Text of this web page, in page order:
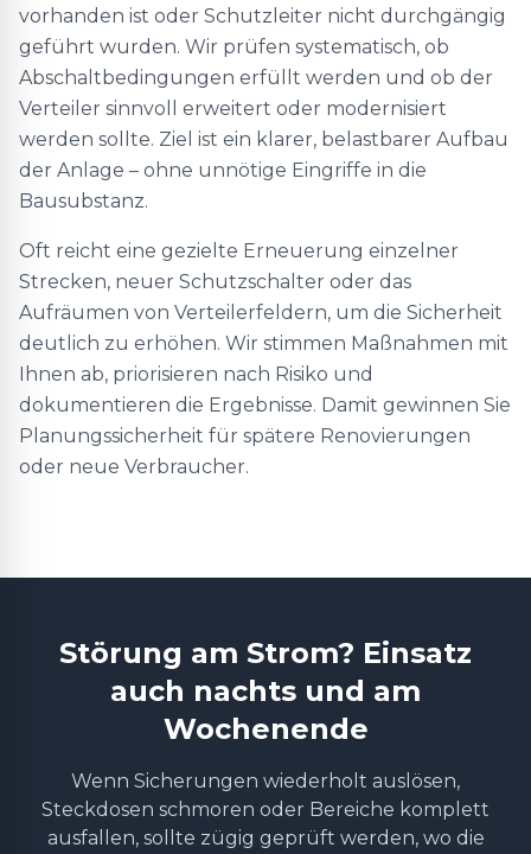
vorhanden ist oder Schutzleiter nicht durchgängig
geführt wurden. Wir prüfen systematisch, ob
Abschaltbedingungen erfüllt werden und ob der
Verteiler sinnvoll erweitert oder modernisiert
werden sollte. Ziel ist ein klarer, belastbarer Aufbau
der Anlage – ohne unnötige Eingriffe in die
Bausubstanz.
Oft reicht eine gezielte Erneuerung einzelner
Strecken, neuer Schutzschalter oder das
Aufräumen von Verteilerfeldern, um die Sicherheit
deutlich zu erhöhen. Wir stimmen Maßnahmen mit
Ihnen ab, priorisieren nach Risiko und
dokumentieren die Ergebnisse. Damit gewinnen Sie
Planungssicherheit für spätere Renovierungen
oder neue Verbraucher.
Störung am Strom? Einsatz
auch nachts und am
Wochenende
Wenn Sicherungen wiederholt auslösen,
Steckdosen schmoren oder Bereiche komplett
ausfallen, sollte zügig geprüft werden, wo die